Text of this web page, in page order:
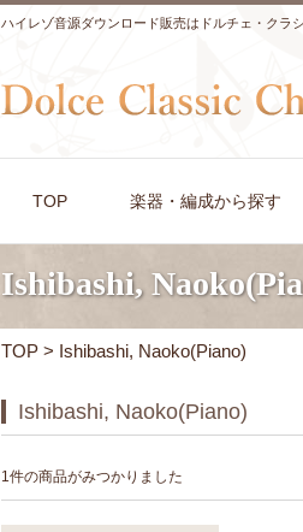
ハイレゾ音源ダウンロード販売はドルチェ・クラ
TOP 楽器・編成から探す
Ishibashi,
TOP > Ishibashi, Naoko(Piano)
Ishibashi, Naoko(Piano)
1件の商品がみつかりました